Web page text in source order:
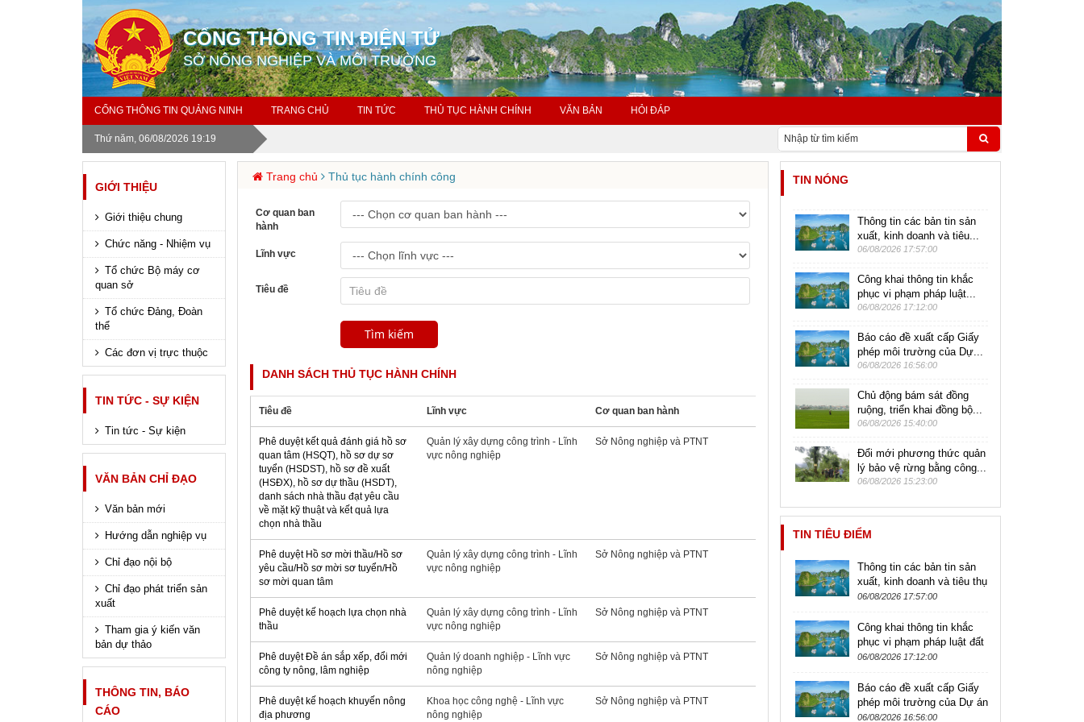
CỔNG THÔNG TIN ĐIỆN TỬ
SỞ NÔNG NGHIỆP VÀ MÔI TRƯỜNG
CỔNG THÔNG TIN QUẢNG NINH TRANG CHỦ TIN TỨC THỦ TỤC HÀNH CHÍNH VĂN BẢN HỎI ĐÁP
Thứ năm, 06/08/2026 19:19
GIỚI THIỆU
Giới thiệu chung
Chức năng - Nhiệm vụ
Tổ chức Bộ máy cơ
quan sở
Tổ chức Đảng, Đoàn
thể
Các đơn vị trực thuộc
TIN TỨC - SỰ KIỆN
Tin tức - Sự kiện
VĂN BẢN CHỈ ĐẠO
Văn bản mới
Hướng dẫn nghiệp vụ
Chỉ đạo nội bộ
Chỉ đạo phát triển sản
xuất
Tham gia ý kiến văn
bản dự thảo
THÔNG TIN, BÁO
CÁO
Trang chủ Thủ tục hành chính công
Cơ quan ban
hành
Lĩnh vực
Tiêu đề
DANH SÁCH THỦ TỤC HÀNH CHÍNH
Tiêu đề Lĩnh vực Cơ quan ban hành
Phê duyệt kết quả đánh giá hồ sơ
quan tâm (HSQT), hồ sơ dự sơ
tuyển (HSDST), hồ sơ đề xuất
(HSĐX), hồ sơ dự thầu (HSDT),
danh sách nhà thầu đạt yêu cầu
về mặt kỹ thuật và kết quả lựa
chọn nhà thầu
Quản lý xây dựng công trình - Lĩnh
vực nông nghiệp
Sở Nông nghiệp và PTNT
Phê duyệt Hồ sơ mời thầu/Hồ sơ
yêu cầu/Hồ sơ mời sơ tuyển/Hồ
sơ mời quan tâm
Quản lý xây dựng công trình - Lĩnh
vực nông nghiệp
Sở Nông nghiệp và PTNT
Phê duyệt kế hoạch lựa chọn nhà
thầu
Quản lý xây dựng công trình - Lĩnh
vực nông nghiệp
Sở Nông nghiệp và PTNT
Phê duyệt Đề án sắp xếp, đổi mới
công ty nông, lâm nghiệp
Quản lý doanh nghiệp - Lĩnh vực
nông nghiệp
Sở Nông nghiệp và PTNT
Phê duyệt kế hoạch khuyến nông
địa phương
Khoa học công nghệ - Lĩnh vực
nông nghiệp
Sở Nông nghiệp và PTNT
TIN NÓNG
Thông tin các bản tin sản
xuất, kinh doanh và tiêu...
06/08/2026 17:57:00
Công khai thông tin khắc
phục vi phạm pháp luật...
06/08/2026 17:12:00
Báo cáo đề xuất cấp Giấy
phép môi trường của Dự...
06/08/2026 16:56:00
Chủ động bám sát đồng
ruộng, triển khai đồng bộ...
06/08/2026 15:40:00
Đổi mới phương thức quản
lý bảo vệ rừng bằng công...
06/08/2026 15:23:00
TIN TIÊU ĐIỂM
Thông tin các bản tin sản
xuất, kinh doanh và tiêu thụ
sản phẩm nông lâm thủy
06/08/2026 17:57:00
Công khai thông tin khắc
phục vi phạm pháp luật đất
đai
06/08/2026 17:12:00
Báo cáo đề xuất cấp Giấy
phép môi trường của Dự án
Nhà máy chế biến thực
06/08/2026 16:56:00